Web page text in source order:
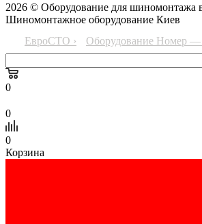
2026 © Оборудование для шиномонтажа
Шиномонтажное оборудование Киев
ЕвроСТО ›
Оборудование Номер
0
0
0
Корзина